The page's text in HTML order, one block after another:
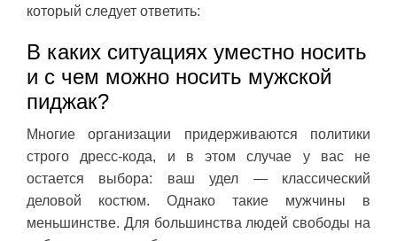
который следует ответить:
В каких ситуациях уместно носить
и с чем можно носить мужской
пиджак?
Многие организации придерживаются политики
строго дресс-кода, и в этом случае у вас не
остается выбора: ваш удел — классический
деловой костюм. Однако такие мужчины в
меньшинстве. Для большинства людей свободы на